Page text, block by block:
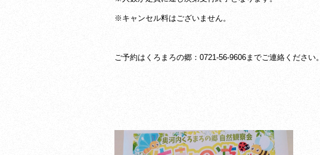
※キャンセル料はございません。
ご予約はくろまろの郷：0721-56-9606までご連絡ください。